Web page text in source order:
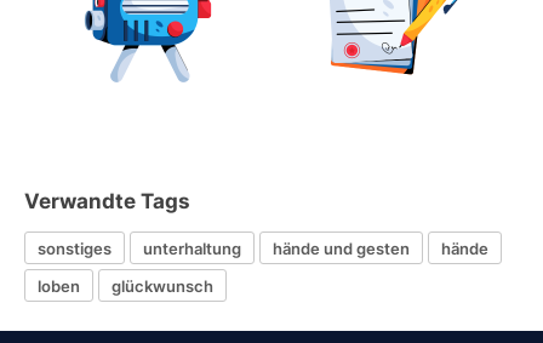
Verwandte Tags
sonstiges unterhaltung hände und gesten
hände
loben
glückwunsch